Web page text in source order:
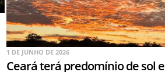
1 DE JUNHO DE 2026
Ceará terá predomínio de sol